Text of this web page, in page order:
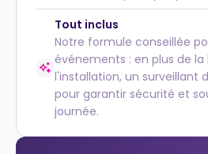
Tout inclus
Notre formule conseillée
événements : en plus de la
l'installation, un surveillant
pour garantir sécurité et
journée.